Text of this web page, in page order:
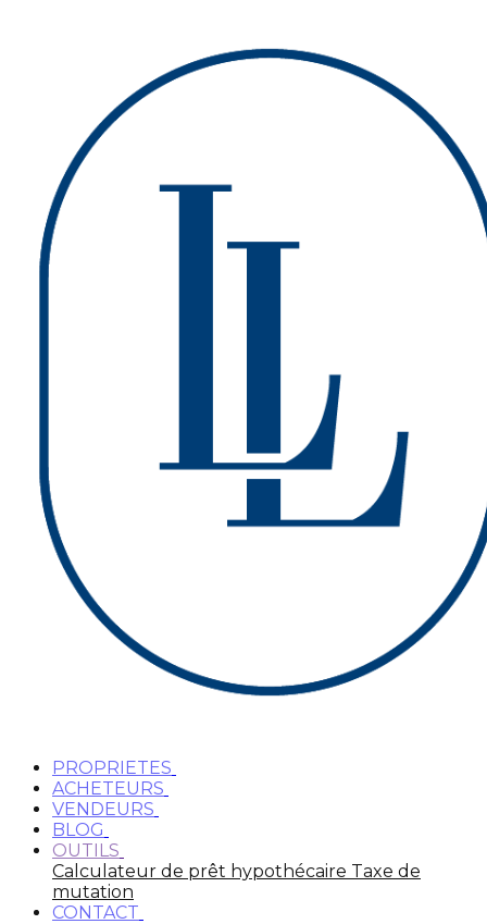
PROPRIETES
ACHETEURS
VENDEURS
BLOG
OUTILS
Calculateur de prêt hypothécaire Taxe de
mutation
CONTACT